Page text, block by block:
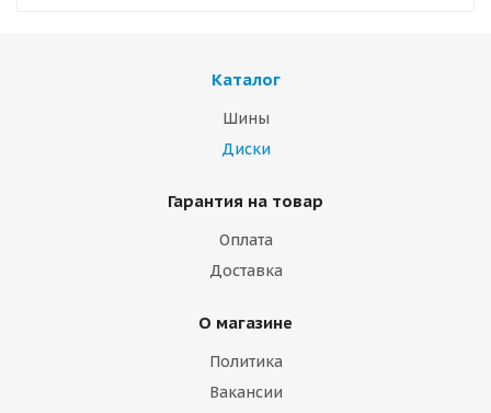
Каталог
Шины
Диски
Гарантия на товар
Оплата
Доставка
О магазине
Политика
Вакансии